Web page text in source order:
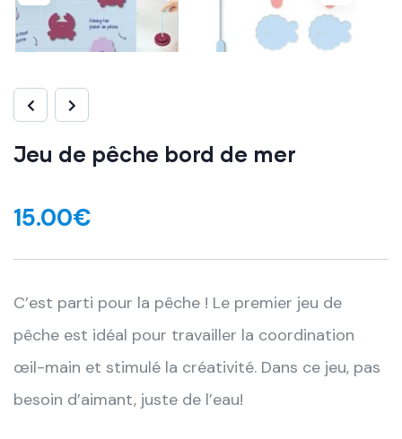
Jeu de pêche bord de mer
15.00€
C’est parti pour la pêche ! Le premier jeu de
pêche est idéal pour travailler la coordination
œil-main et stimulé la créativité. Dans ce jeu, pas
besoin d’aimant, juste de l’eau!